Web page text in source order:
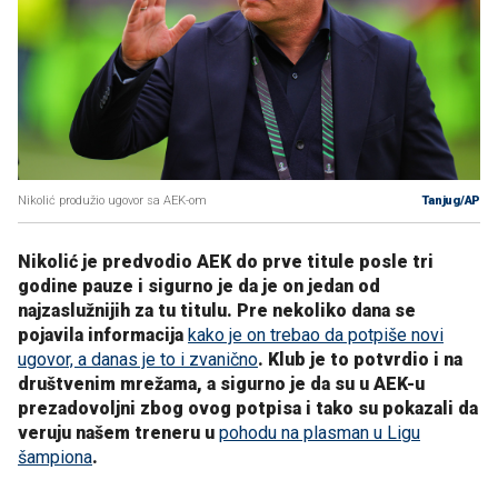
Nikolić produžio ugovor sa AEK-om Tanjug/AP
Nikolić je predvodio AEK do prve titule posle tri
godine pauze i sigurno je da je on jedan od
najzaslužnijih za tu titulu. Pre nekoliko dana se
pojavila informacija kako je on trebao da potpiše novi
ugovor, a danas je to i zvanično. Klub je to potvrdio i na
društvenim mrežama, a sigurno je da su u AEK-u
prezadovoljni zbog ovog potpisa i tako su pokazali da
veruju našem treneru u pohodu na plasman u Ligu
šampiona.